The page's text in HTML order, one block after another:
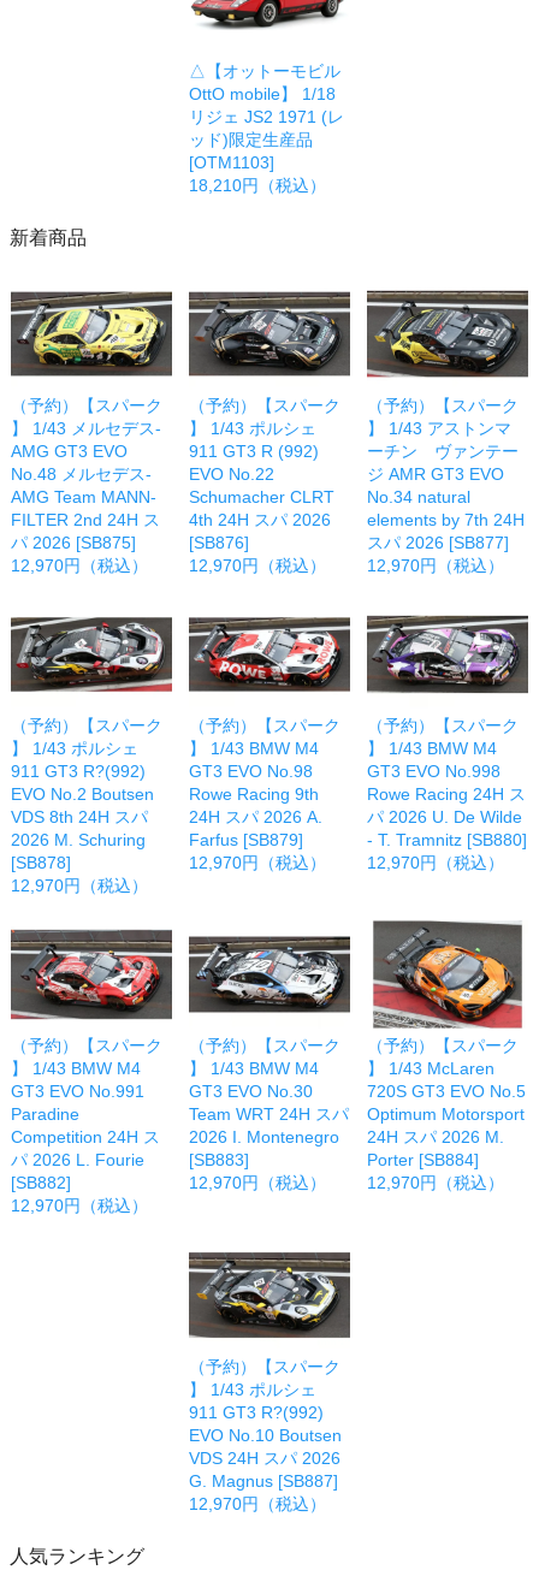
△【オットーモビル
OttO mobile】 1/18
リジェ JS2 1971 (レ
ッド)限定生産品
[OTM1103]
18,210円（税込）
新着商品
（予約）【スパーク
】 1/43 メルセデス-
AMG GT3 EVO
No.48 メルセデス-
AMG Team MANN-
FILTER 2nd 24H ス
パ 2026 [SB875]
12,970円（税込）
（予約）【スパーク
】 1/43 ポルシェ
911 GT3 R (992)
EVO No.22
Schumacher CLRT
4th 24H スパ 2026
[SB876]
12,970円（税込）
（予約）【スパーク
】 1/43 アストンマ
ーチン ヴァンテー
ジ AMR GT3 EVO
No.34 natural
elements by 7th 24H
スパ 2026 [SB877]
12,970円（税込）
（予約）【スパーク
】 1/43 ポルシェ
911 GT3 R?(992)
EVO No.2 Boutsen
VDS 8th 24H スパ
2026 M. Schuring
[SB878]
12,970円（税込）
（予約）【スパーク
】 1/43 BMW M4
GT3 EVO No.98
Rowe Racing 9th
24H スパ 2026 A.
Farfus [SB879]
12,970円（税込）
（予約）【スパーク
】 1/43 BMW M4
GT3 EVO No.998
Rowe Racing 24H ス
パ 2026 U. De Wilde
- T. Tramnitz [SB880]
12,970円（税込）
（予約）【スパーク
】 1/43 BMW M4
GT3 EVO No.991
Paradine
Competition 24H ス
パ 2026 L. Fourie
[SB882]
12,970円（税込）
（予約）【スパーク
】 1/43 BMW M4
GT3 EVO No.30
Team WRT 24H スパ
2026 I. Montenegro
[SB883]
12,970円（税込）
（予約）【スパーク
】 1/43 McLaren
720S GT3 EVO No.5
Optimum Motorsport
24H スパ 2026 M.
Porter [SB884]
12,970円（税込）
（予約）【スパーク
】 1/43 ポルシェ
911 GT3 R?(992)
EVO No.10 Boutsen
VDS 24H スパ 2026
G. Magnus [SB887]
12,970円（税込）
人気ランキング